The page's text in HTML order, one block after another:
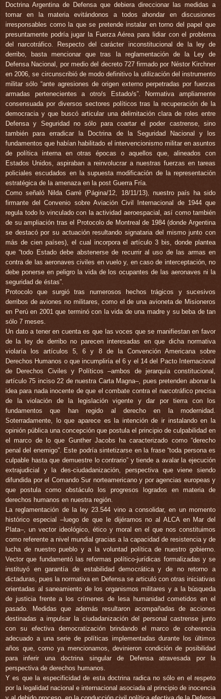
Doctrina Argentina de Defensa que debiera direccionar las medidas a
tomar en la materia evitándonos a todos ahondar en discusiones
irresponsables como la que se pretende instalar en torno del papel que
presuntamente podría jugar la Fuerza Aérea para lidiar con el problema
del narcotráfico. Respecto del carácter inconstitucional de la ley de
derribo, basta mencionar que tras la reglamentación de la Ley de
Defensa Nacional, por medio del decreto 727 firmado por Néstor Kirchner
en 2006, se circunscribió de modo definitivo la utilización del instrumento
militar sólo “ante agresiones de origen externo perpetradas por fuerzas
armadas pertenecientes a otro/s Estado/s”. Normativa ampliamente
consensuada por diversos sectores políticos tras la recuperación de la
democracia y que buscó articular una delimitación clara de roles entre
Defensa y Seguridad no sólo para coartar el poder castrense, sino
también para erradicar la Doctrina de la Seguridad Nacional y los
fundamentos que habían habilitado el intervencionismo militar en asuntos
de política interna en otras épocas o aquellos que, alineados con
Estados Unidos, aspiraban a reinvolucrar a nuestras fuerzas en tareas
policiales escudados en la supuesta modificación de la representación
estratégica de la amenaza en la post Guerra Fría.
Como señaló Nilda Garré (Página/12, 18/11/13), nuestro país ha sido
firmante del Convenio sobre Aviación Civil Internacional de 1944 que
regula todo lo vinculado con la actividad aeroespacial, así como también
de su ampliación tras el Protocolo de Montreal de 1984 (donde Argentina
se destacó por su actuación resultando signataria del mismo junto con
más de cien países), el cual incorpora el artículo 3 bis, donde plantea
que “todo Estado debe abstenerse de recurrir al uso de las armas en
contra de las aeronaves civiles en vuelo y, en caso de interceptación, no
debe ponerse en peligro la vida de los ocupantes de las aeronaves ni la
seguridad de éstas”.
Protocolo que surgió tras numerosos hechos trágicos y sucesivos
derribos de aviones no militares, como el de una avioneta de Misioneros
en Perú en 2001 que terminó con la vida de una madre y su beba de tan
sólo 7 meses.
Un dato a tener en cuenta es que las voces que se manifiestan en favor
de la ley de derribo no parecen interesadas en que dicha normativa
violaría los artículos 5, 6 y 8 de la Convención Americana sobre
Derechos Humanos o que incumpliría el 6 y el 14 del Pacto Internacional
de Derechos Civiles y Políticos –ambos de jerarquía constitucional,
artículo 75 inciso 22 de nuestra Carta Magna–, pues pretenden abonar la
idea para nada inocente de que el combate contra el narcotráfico precisa
de la violación de la legislación vigente y dar por tierra con los
fundamentos que han regido al derecho en la modernidad.
Soterradamente, lo que aparece es la intención de ir instalando en la
opinión pública una concepción que postula el principio de culpabilidad en
el marco de lo que Gunther Jacobs ha caracterizado como “derecho
penal del enemigo”. Este podría sintetizarse en la frase “toda persona es
culpable hasta que demuestre lo contrario” y tiende a avalar la ejecución
extrajudicial y la des-ciudadanización, perspectiva que viene siendo
difundida por el Comando Sur norteamericano y por agencias europeas y
que postula como obstáculo los progresos logrados en materia de
derechos humanos en nuestra región.
La reglamentación de la ley 23.544 vino a consolidar, en un momento
histórico especial –luego de que le dijéramos no al ALCA en Mar del
Plata–, un vector ideológico, ético y moral en el que nos constituimos
como referente a nivel mundial gracias a la capacidad de resistencia y de
lucha de nuestro pueblo y a la voluntad política de nuestro gobierno.
Vector que fundamentó las reformas político-jurídicas formalizadas y se
instituyó en garantía de estabilidad democrática y de no retorno a
dictaduras, pues la normativa en Defensa se articuló con otras iniciativas
orientadas al saneamiento de los organismos militares y a la búsqueda
de justicia frente a los crímenes de lesa humanidad cometidos en el
pasado. Medidas que además resultaron acompañadas de acciones
destinadas a impulsar la ciudadanización del personal castrense junto
con su efectiva democratización brindando el marco de coherencia
adecuado a una serie de políticas implementadas durante los últimos
años que, como ya mencionamos, devinieron condición de posibilidad
para inferir una doctrina singular de Defensa atravesada por la
perspectiva de derechos humanos.
Y es que la especificidad de esta doctrina radica no sólo en el respeto
por la legalidad nacional e internacional asociada al principio de inocencia